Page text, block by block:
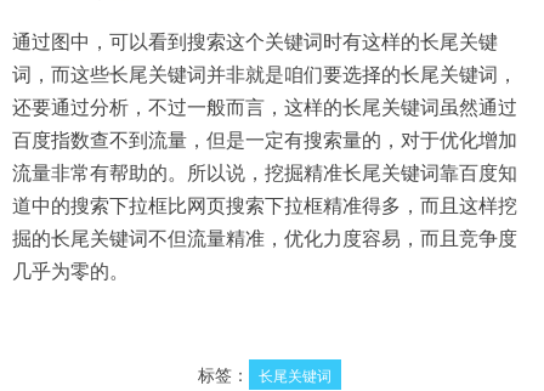
通过图中，可以看到搜索这个关键词时有这样的长尾关键
词，而这些长尾关键词并非就是咱们要选择的长尾关键词，
还要通过分析，不过一般而言，这样的长尾关键词虽然通过
百度指数查不到流量，但是一定有搜索量的，对于优化增加
流量非常有帮助的。所以说，挖掘精准长尾关键词靠百度知
道中的搜索下拉框比网页搜索下拉框精准得多，而且这样挖
掘的长尾关键词不但流量精准，优化力度容易，而且竞争度
几乎为零的。
标签： 长尾关键词